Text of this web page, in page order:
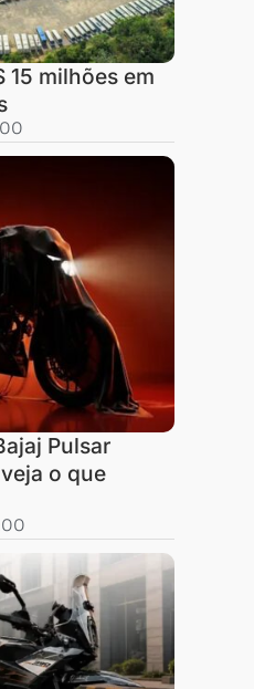
15 milhões em
Pulsar
o que